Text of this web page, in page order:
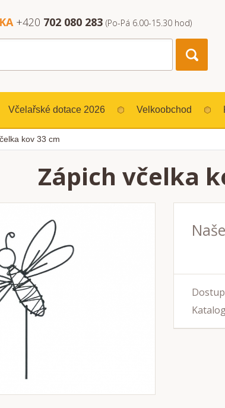
+420 702 080 283 (Po-Pá 6.00-15.30 hod)
Včelařské dotace 2026 Velkoobchod
kov 33 cm
Zápich včelka